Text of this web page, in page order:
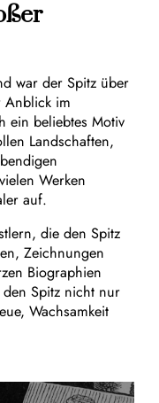
war der Spitz über
Anblick im
ein beliebtes Motiv
Landschaften,
Werken
auf.
die den Spitz
Zeichnungen
Biographien
Spitz nicht nur
Wachsamkeit